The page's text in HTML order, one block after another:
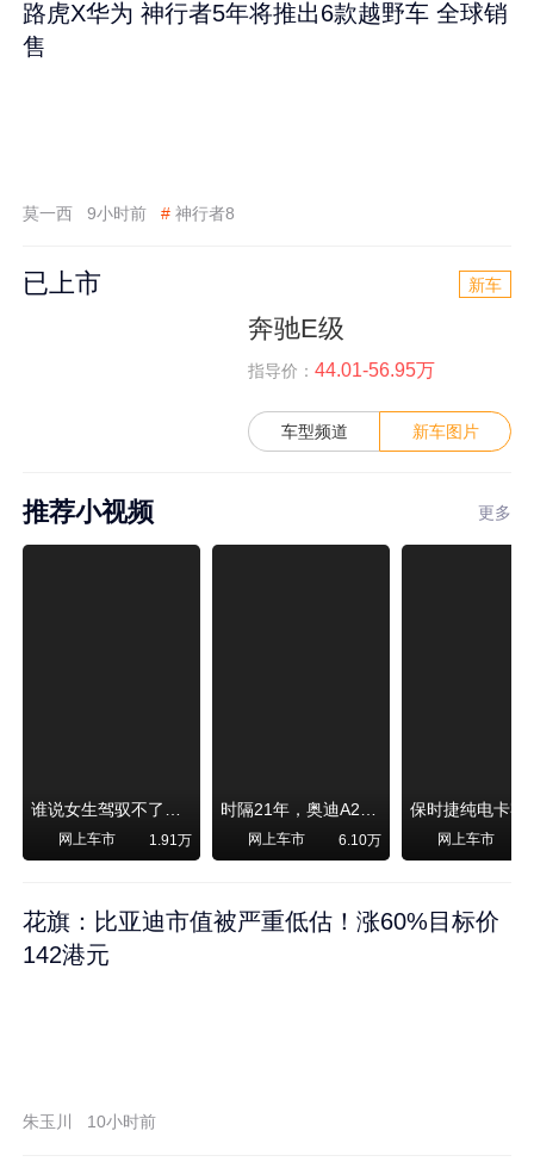
路虎X华为 神行者5年将推出6款越野车 全球销
售
莫一西 9小时前 # 神行者8
已上市 新车
奔驰E级
指导价： 44.01-56.95万
车型频道 新车图片
推荐小视频 更多
谁说女生驾驭不了大SUV？看我开问界M6驰骋坝上草原！
网上车市 1.91万
时隔21年，奥迪A2强势归来！
网上车市 6.10万 网上车市
花旗：比亚迪市值被严重低估！涨60%目标价
142港元
朱玉川 10小时前